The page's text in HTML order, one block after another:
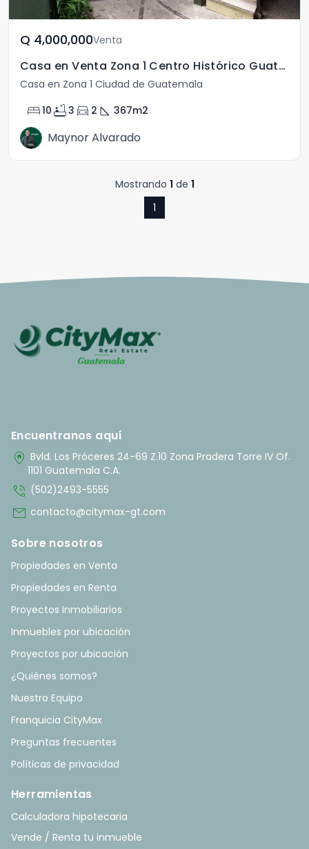
Q	4,000,000Venta
Casa en Venta Zona 1 Centro Histórico Guatemala
Casa en Zona 1 Ciudad de Guatemala
bed10 bathtub3 directions_car 2 square_foot 367m2
Maynor Alvarado
Mostrando 1 de 1
1
Encuentranos aquí
home_pin Bvld. Los Próceres 24-69 Z.10 Zona Pradera Torre IV Of.
1101 Guatemala C.A.
phone_in_talk (502)2493-5555
mail contacto@citymax-gt.com
Sobre nosotros
Propiedades en Venta
Propiedades en Renta
Proyectos Inmobiliarios
Inmuebles por ubicación
Proyectos por ubicación
¿Quiénes somos?
Nuestro Equipo
Franquicia CityMax
Preguntas frecuentes
Políticas de privacidad
Herramientas
Calculadora hipotecaria
Vende / Renta tu inmueble